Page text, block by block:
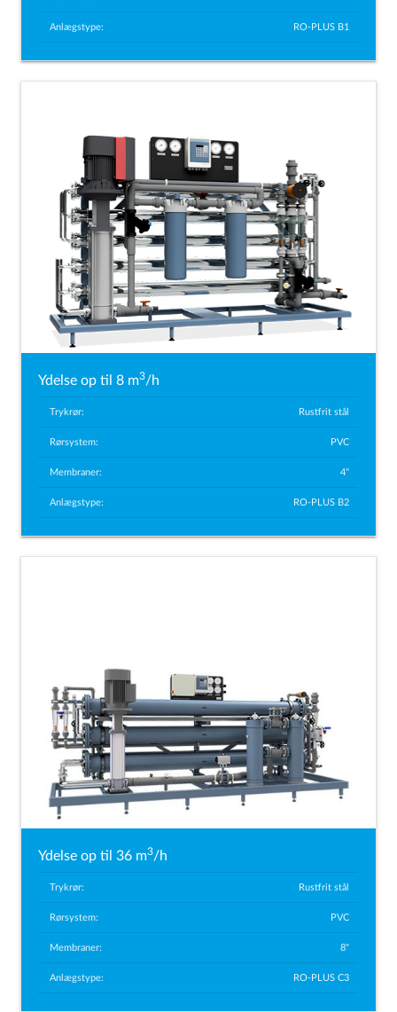
Anlægstype: RO-PLUS B1
Ydelse op til 8 m3/h
Trykrør: Rustfrit stål
Rørsystem: PVC
Membraner: 4"
Anlægstype: RO-PLUS B2
Ydelse op til 36 m3/h
Trykrør: Rustfrit stål
Rørsystem: PVC
Membraner: 8"
Anlægstype: RO-PLUS C3